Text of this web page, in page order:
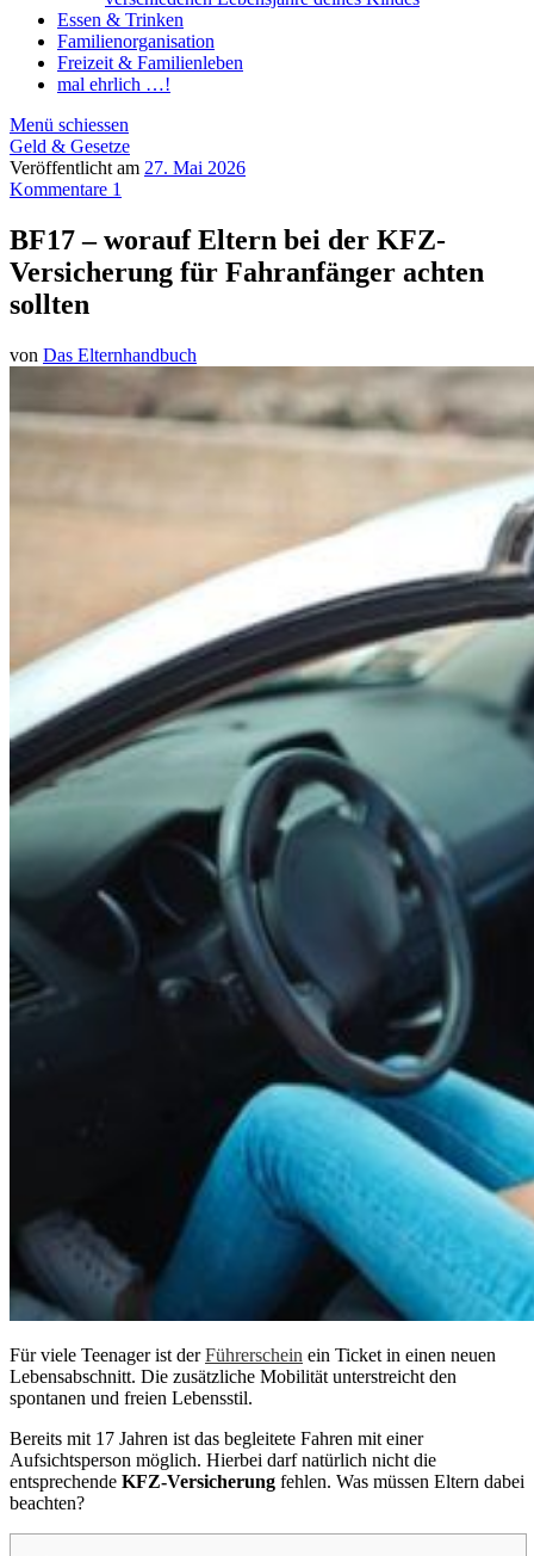
Essen & Trinken
Familienorganisation
Freizeit & Familienleben
mal ehrlich …!
Menü schiessen
Geld & Gesetze
Veröffentlicht am 27. Mai 2026
Kommentare 1
BF17 – worauf Eltern bei der KFZ-
Versicherung für Fahranfänger achten
sollten
von Das Elternhandbuch
Für viele Teenager ist derFührerschein ein Ticket in einen neuen
Lebensabschnitt. Die zusätzliche Mobilität unterstreicht den
spontanen und freien Lebensstil.
Bereits mit 17 Jahren ist das begleitete Fahren mit einer
Aufsichtsperson möglich. Hierbei darf natürlich nicht die
entsprechende KFZ-Versicherung fehlen. Was müssen Eltern dabei
beachten?